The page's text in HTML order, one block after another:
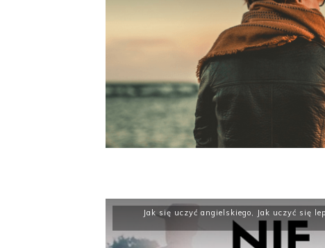
Jak się uczyć angielskiego Jak uczyć się